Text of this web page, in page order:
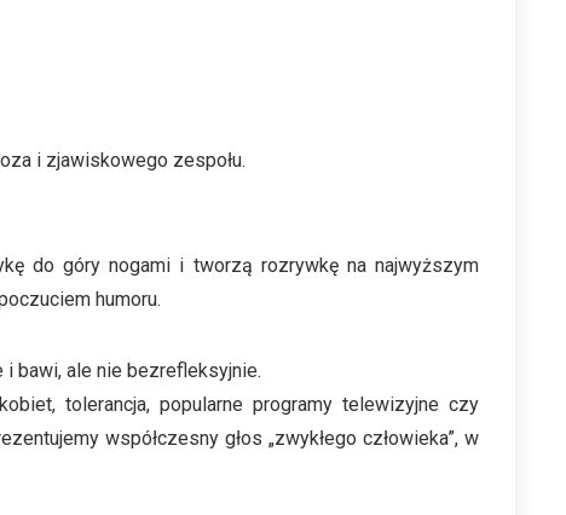
i zjawiskowego zespołu.
do góry nogami i tworzą rozrywkę na najwyższym
humoru.
bawi, ale nie bezrefleksyjnie.
tolerancja, popularne programy telewizyjne czy
współczesny głos „zwykłego człowieka”, w